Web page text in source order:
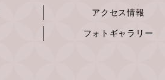
アクセス情報
フォトギャラリー